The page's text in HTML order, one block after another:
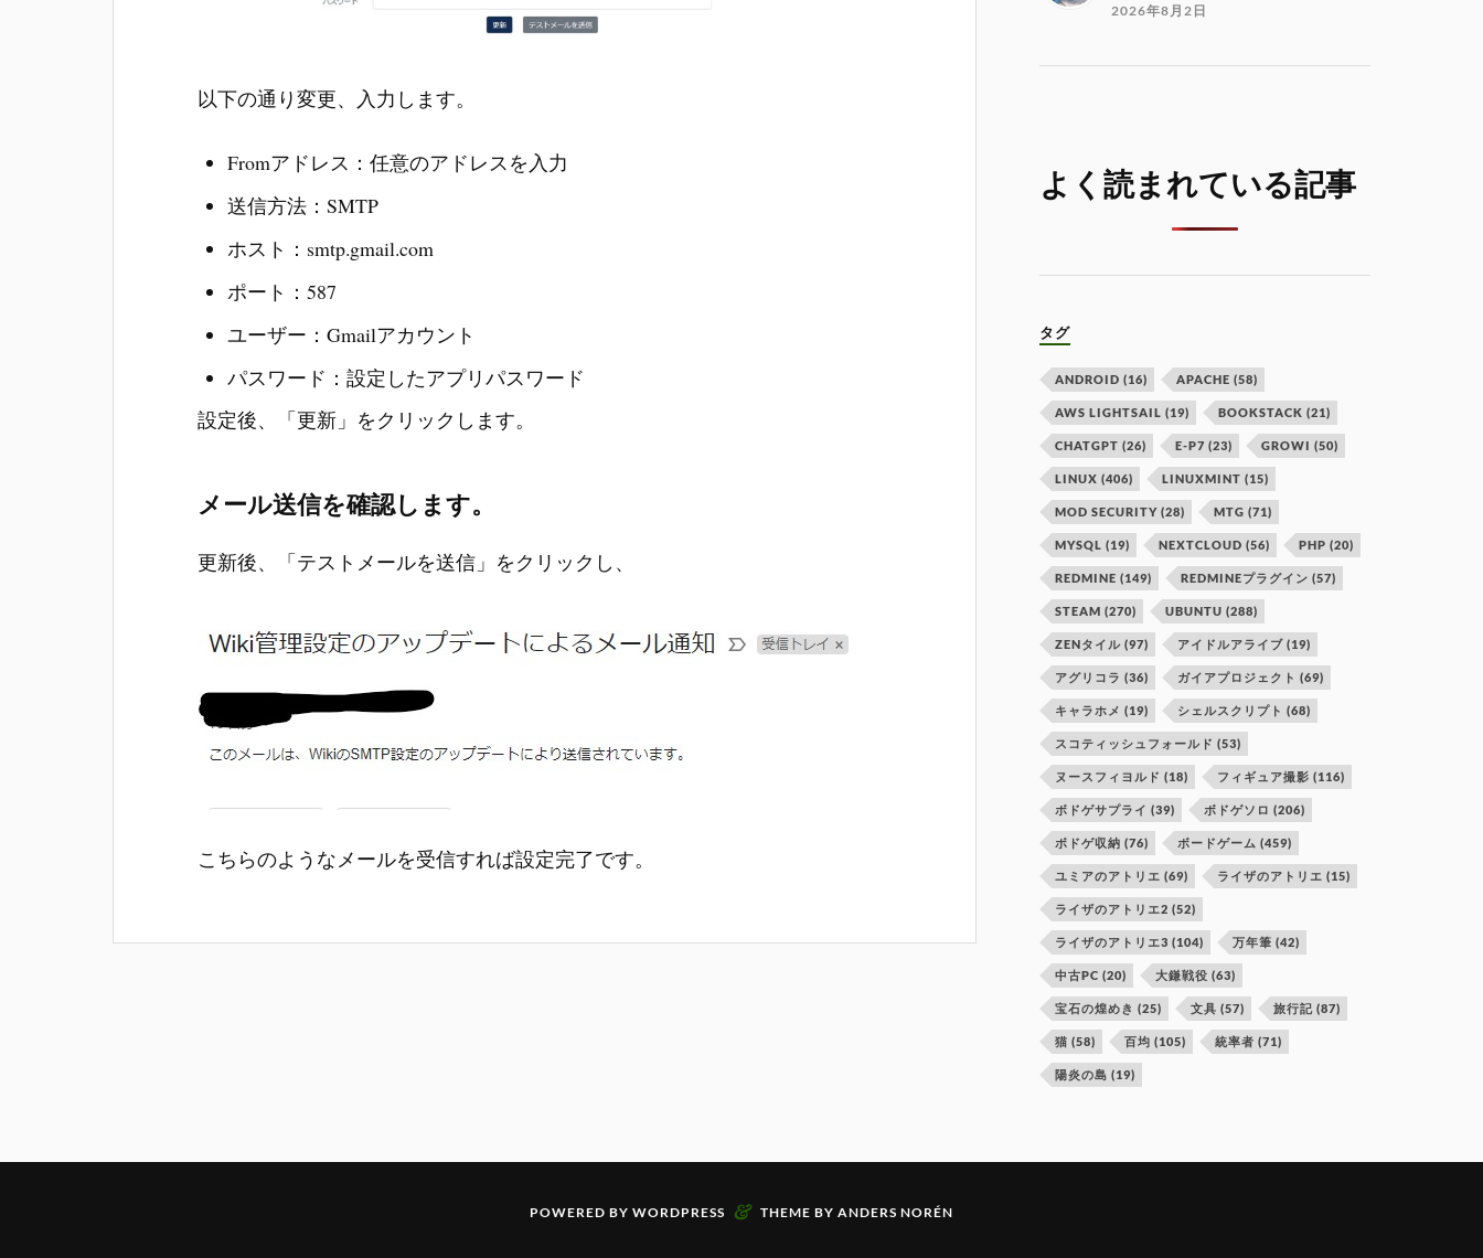
以下の通り変更、入力します。
Fromアドレス：任意のアドレスを入力
送信方法：SMTP
ホスト：smtp.gmail.com
ポート：587
ユーザー：Gmailアカウント
パスワード：設定したアプリパスワード
設定後、「更新」をクリックします。
メール送信を確認します。
更新後、「テストメールを送信」をクリックし、
こちらのようなメールを受信すれば設定完了です。
2026年8月2日
よく読まれている記事
タグ
ANDROID (16) APACHE (58)
AWS LIGHTSAIL (19) BOOKSTACK (21)
CHATGPT (26) E-P7 (23) GROWI (50)
LINUX (406) LINUXMINT (15)
MOD SECURITY (28) MTG (71)
MYSQL (19) NEXTCLOUD (56) PHP (20)
REDMINE (149) REDMINEプラグイン (57)
STEAM (270) UBUNTU (288)
ZENタイル (97) アイドルアライブ (19)
アグリコラ (36) ガイアプロジェクト (69)
キャラホメ (19) シェルスクリプト (68)
スコティッシュフォールド (53)
ヌースフィヨルド (18) フィギュア撮影 (116)
ボドゲサプライ (39) ボドゲソロ (206)
ボドゲ収納 (76) ボードゲーム (459)
ユミアのアトリエ (69) ライザのアトリエ (15)
ライザのアトリエ2 (52)
ライザのアトリエ3 (104) 万年筆 (42)
中古PC (20) 大鎌戦役 (63)
宝石の煌めき (25) 文具 (57) 旅行記 (87)
猫 (58) 百均 (105) 統率者 (71)
陽炎の島 (19)
POWERED BY WORDPRESS & THEME BY ANDERS NORÉN